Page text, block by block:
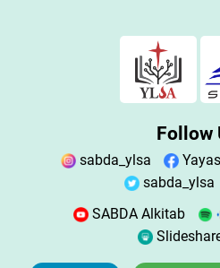
Follow
sabda_ylsa
sabda_ylsa
SABDA Alkitab